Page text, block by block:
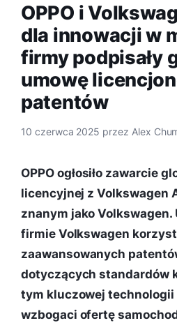
OPPO i
dla innowacji w
firmy podpisały
umowę
patentów
10 czerwca 2025 przez Alex
OPPO ogłosiło zawarcie
licencyjnej z Volkswagen
znanym jako Volkswagen.
firmie Volkswagen
zaawansowanych
dotyczących standardów
tym kluczowej technologii
wzbogaci ofertę